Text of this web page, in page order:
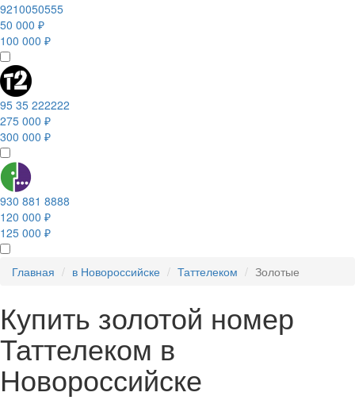
9210050555
50 000 ₽
100 000 ₽
95 35 222222
275 000 ₽
300 000 ₽
930 881 8888
120 000 ₽
125 000 ₽
Главная в Новороссийске Таттелеком Золотые
Купить золотой номер
Таттелеком в
Новороссийске